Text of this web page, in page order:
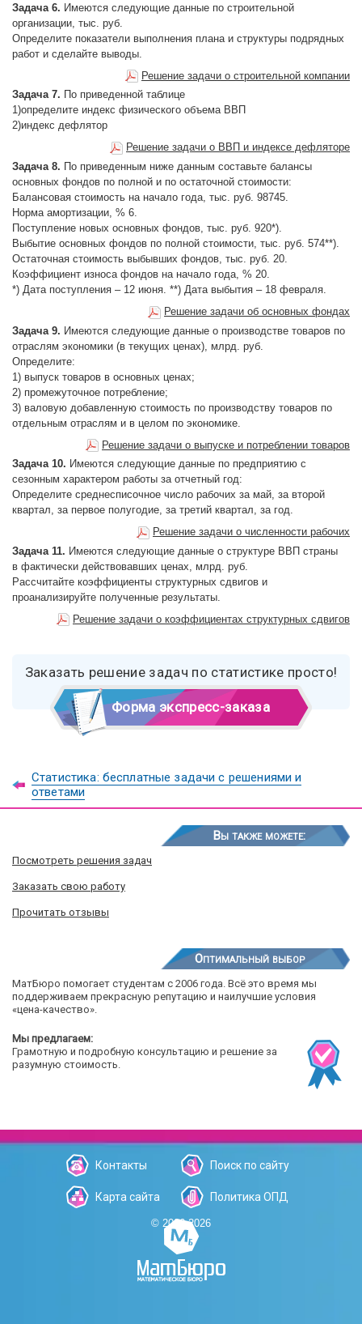
Задача 6. Имеются следующие данные по строительной
организации, тыс. руб.
Определите показатели выполнения плана и структуры подрядных
работ и сделайте выводы.
Решение задачи о строительной компании
Задача 7. По приведенной таблице
1)определите индекс физического объема ВВП
2)индекс дефлятор
Решение задачи о ВВП и индексе дефляторе
Задача 8. По приведенным ниже данным составьте балансы
основных фондов по полной и по остаточной стоимости:
Балансовая стоимость на начало года, тыс. руб. 98745.
Норма амортизации, % 6.
Поступление новых основных фондов, тыс. руб. 920*).
Выбытие основных фондов по полной стоимости, тыс. руб. 574**).
Остаточная стоимость выбывших фондов, тыс. руб. 20.
Коэффициент износа фондов на начало года, % 20.
*) Дата поступления – 12 июня. **) Дата выбытия – 18 февраля.
Решение задачи об основных фондах
Задача 9. Имеются следующие данные о производстве товаров по
отраслям экономики (в текущих ценах), млрд. руб.
Определите:
1) выпуск товаров в основных ценах;
2) промежуточное потребление;
3) валовую добавленную стоимость по производству товаров по
отдельным отраслям и в целом по экономике.
Решение задачи о выпуске и потреблении товаров
Задача 10. Имеются следующие данные по предприятию с
сезонным характером работы за отчетный год:
Определите среднесписочное число рабочих за май, за второй
квартал, за первое полугодие, за третий квартал, за год.
Решение задачи о численности рабочих
Задача 11. Имеются следующие данные о структуре ВВП страны
в фактически действовавших ценах, млрд. руб.
Рассчитайте коэффициенты структурных сдвигов и
проанализируйте полученные результаты.
Решение задачи о коэффициентах структурных сдвигов
Заказать решение задач по статистике просто!
Форма экспресс-заказа
Статистика: бесплатные задачи с решениями и
ответами
Вы также можете:
Посмотреть решения задач
Заказать свою работу
Прочитать отзывы
Оптимальный выбор
МатБюро помогает студентам с 2006 года. Всё это время мы
поддерживаем прекрасную репутацию и наилучшие условия
«цена-качество».
Мы предлагаем:
Грамотную и подробную консультацию и решение за
разумную стоимость.
Контакты Поиск по сайту
Карта сайта Политика ОПД
© 2006-2026